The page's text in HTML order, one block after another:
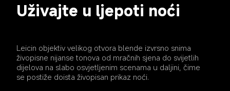
Uživajte u ljepoti noći
Leicin objektiv velikog otvora blende izvrsno snima
živopisne nijanse tonova od mračnih sjena do svijetlih
dijelova na slabo osvjetljenim scenama u daljini, čime
se postiže doista živopisan prikaz noći.